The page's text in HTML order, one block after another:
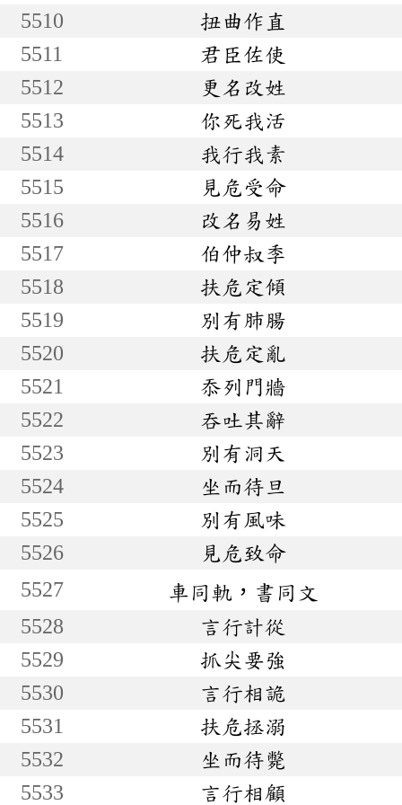
5510
扭曲作直
5511
君臣佐使
5512
更名改姓
5513
你死我活
5514
我行我素
5515
見危受命
5516
改名易姓
5517
伯仲叔季
5518
扶危定傾
5519
別有肺腸
5520
扶危定亂
5521
忝列門牆
5522
吞吐其辭
5523
別有洞天
5524
坐而待旦
5525
別有風味
5526
見危致命
5527
車同軌，書同文
5528
言行計從
5529
抓尖要強
5530
言行相詭
5531
扶危拯溺
5532
坐而待斃
5533
言行相顧